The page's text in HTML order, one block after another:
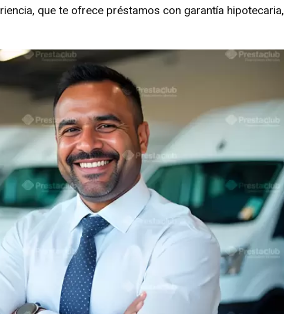
que te ofrece préstamos con garantía hipotecaria,